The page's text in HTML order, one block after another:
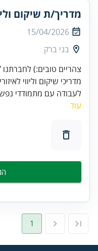
מדריך/ת שיקום
15/04/2026
בני ברק
צהריים טובים:)
מדריכי שיקום וליווי
לעבודה עם מתמודדי
עוד
1